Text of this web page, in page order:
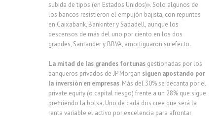
subida de tipos (en Estados Unidos)». Solo algunos de
los bancos resistieron el empujón bajista, con repuntes
en Caixabank, Bankinter y Sabadell, aunque los
descensos de más del uno por ciento en los dos
grandes, Santander y BBVA, amortiguaron su efecto.
La mitad de las grandes fortunas gestionadas por los
banqueros privados de JP Morgan siguen apostando por
la inversión en empresas. Más del 30% se decanta por el
private equity (o capital riesgo) frente a un 28% que sigue
prefiriendo la bolsa. Uno de cada dos cree que será la
renta variable el activo por excelencia para afrontar